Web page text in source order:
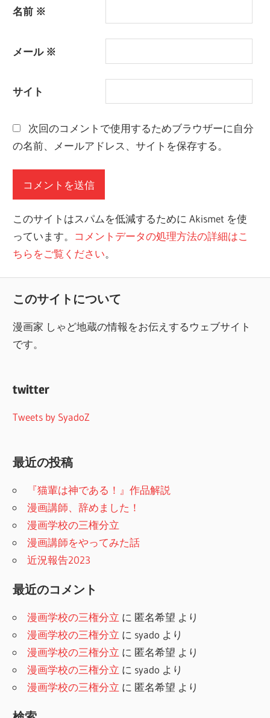
名前 ※
メール ※
サイト
次回のコメントで使用するためブラウザーに自分
の名前、メールアドレス、サイトを保存する。
このサイトはスパムを低減するために Akismet を使
っています。 コメントデータの処理方法の詳細はこ
ちらをご覧ください。
このサイトについて
漫画家 しゃど地蔵の情報をお伝えするウェブサイト
です。
twitter
Tweets by SyadoZ
最近の投稿
『猫輩は神である！』作品解説
漫画講師、辞めました！
漫画学校の三権分立
漫画講師をやってみた話
近況報告2023
最近のコメント
漫画学校の三権分立 に 匿名希望 より
漫画学校の三権分立 に syado より
漫画学校の三権分立 に 匿名希望 より
漫画学校の三権分立 に syado より
漫画学校の三権分立 に 匿名希望 より